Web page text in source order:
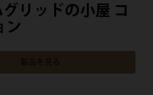
リッドの小屋 コ
ン
製品を見る